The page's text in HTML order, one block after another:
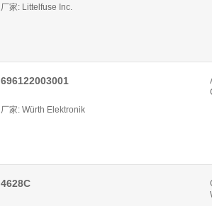
厂家: Littelfuse Inc.
696122003001
厂家: Würth Elektronik
4628C